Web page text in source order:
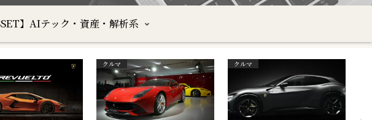
】AIテック・資産・解析系
クルマ クルマ